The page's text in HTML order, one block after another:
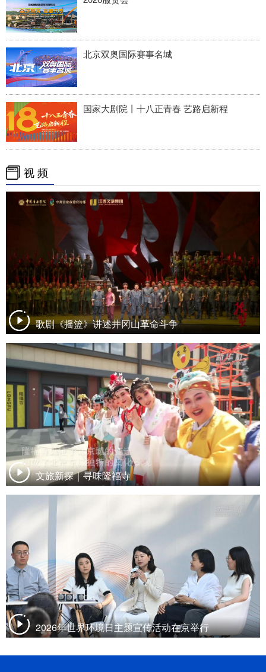
Русский язык
Deutsch Português
北京双奥国际赛事名城
国家大剧院丨十八正青春 艺路启新程
视 频
歌剧《摇篮》讲述井冈山革命斗争
文旅新探｜寻味隆福寺
2026年世界环境日主题宣传活动在京举行